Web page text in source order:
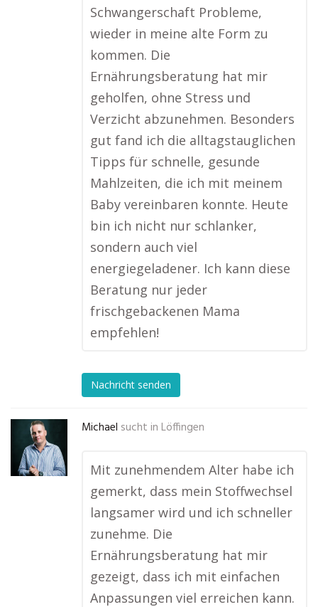
Schwangerschaft Probleme,
wieder in meine alte Form zu
kommen. Die
Ernährungsberatung hat mir
geholfen, ohne Stress und
Verzicht abzunehmen. Besonders
gut fand ich die alltagstauglichen
Tipps für schnelle, gesunde
Mahlzeiten, die ich mit meinem
Baby vereinbaren konnte. Heute
bin ich nicht nur schlanker,
sondern auch viel
energiegeladener. Ich kann diese
Beratung nur jeder
frischgebackenen Mama
empfehlen!
Nachricht senden
Michael sucht in Löffingen
Mit zunehmendem Alter habe ich
gemerkt, dass mein Stoffwechsel
langsamer wird und ich schneller
zunehme. Die
Ernährungsberatung hat mir
gezeigt, dass ich mit einfachen
Anpassungen viel erreichen kann.